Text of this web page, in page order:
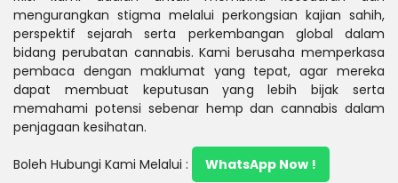
mengurangkan stigma melalui perkongsian kajian sahih,
perspektif sejarah serta perkembangan global dalam
bidang perubatan cannabis. Kami berusaha memperkasa
pembaca dengan maklumat yang tepat, agar mereka
dapat membuat keputusan yang lebih bijak serta
memahami potensi sebenar hemp dan cannabis dalam
penjagaan kesihatan.
Boleh Hubungi Kami Melalui : WhatsApp Now !